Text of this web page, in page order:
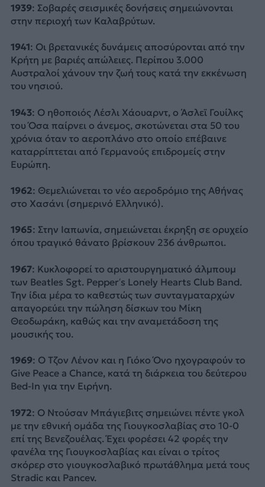
1939: Σοβαρές σεισμικές δονήσεις σημειώνονται
στην περιοχή των Καλαβρύτων.
1941: Οι βρετανικές δυνάμεις αποσύρονται από την
Κρήτη με βαριές απώλειες. Περίπου 3.000
Αυστραλοί χάνουν την ζωή τους κατά την εκκένωση
του νησιού.
1943: Ο ηθοποιός Λέσλι Χάουαρντ, ο Άσλεϊ Γουίλκς
του Όσα παίρνει ο άνεμος, σκοτώνεται στα 50 του
χρόνια όταν το αεροπλάνο στο οποίο επέβαινε
καταρρίπτεται από Γερμανούς επιδρομείς στην
Ευρώπη.
1962: Θεμελιώνεται το νέο αεροδρόμιο της Αθήνας
στο Χασάνι (σημερινό Ελληνικό).
1965: Στην Ιαπωνία, σημειώνεται έκρηξη σε ορυχείο
όπου τραγικό θάνατο βρίσκουν 236 άνθρωποι.
1967: Κυκλοφορεί το αριστουργηματικό άλμπουμ
των Beatles Sgt. Pepper’s Lonely Hearts Club Band.
Την ίδια μέρα το καθεστώς των συνταγματαρχών
απαγορεύει την πώληση δίσκων του Μίκη
Θεοδωράκη, καθώς και την αναμετάδοση της
μουσικής του.
1969: Ο Τζον Λένον και η Γιόκο Όνο ηχογραφούν το
Give Peace a Chance, κατά τη διάρκεια του δεύτερου
Bed-In για την Ειρήνη.
1972: Ο Ντούσαν Μπάγιεβιτς σημειώνει πέντε γκολ
με την εθνική ομάδα της Γιουγκοσλαβίας στο 10-0
επί της Βενεζουέλας. Έχει φορέσει 42 φορές την
φανέλα της Γιουγκοσλαβίας και είναι ο τρίτος
σκόρερ στο γιουγκοσλαβικό πρωτάθλημα μετά τους
Stradic και Pancev.